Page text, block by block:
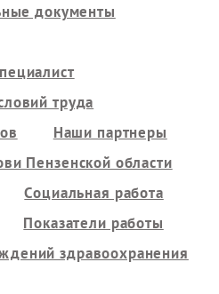
документы
труда
Наши партнеры
Пензенской области
Социальная работа
Показатели работы
здравоохранения